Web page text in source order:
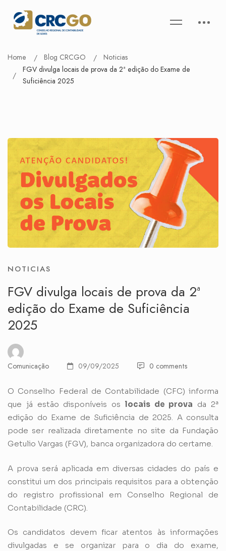
Home Blog CRCGO
Noticias
FGV divulga locais de prova da 2ª edição do Exame de
Suficiência 2025
NOTICIAS
FGV divulga locais de prova da 2ª
edição do Exame de Suficiência
2025
Comunicação 09/09/2025 0 comments
O Conselho Federal de Contabilidade (CFC) informa
que já estão disponíveis os locais de prova da 2ª
edição do Exame de Suficiência de 2025. A consulta
pode ser realizada diretamente no site da Fundação
Getulio Vargas (FGV), banca organizadora do certame.
A prova será aplicada em diversas cidades do país e
constitui um dos principais requisitos para a obtenção
do registro profissional em Conselho Regional de
Contabilidade (CRC).
Os candidatos devem ficar atentos às informações
divulgadas e se organizar para o dia do exame,